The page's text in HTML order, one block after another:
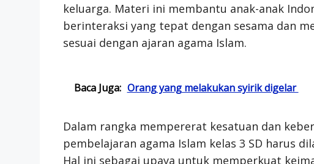
keluarga. Materi ini membantu anak-anak
berinteraksi yang tepat dengan sesama dan
sesuai dengan ajaran agama Islam.
Baca Juga: Orang yang melakukan syirik digelar
Dalam rangka mempererat kesatuan dan
pembelajaran agama Islam kelas 3 SD harus
Hal ini sebagai upaya untuk memperkuat